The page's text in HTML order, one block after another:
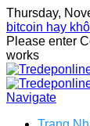
Thursday,
bitcoin hay
Please enter
works
Navigate